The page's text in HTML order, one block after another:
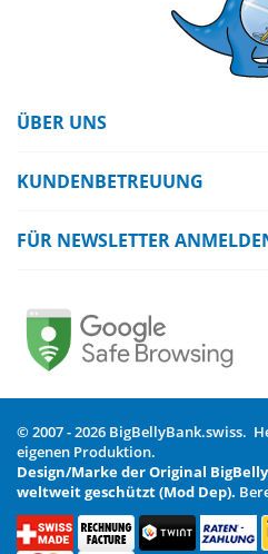
ÜBER UNS
KUNDENBETREUUNG
FÜR NEWSLETTER
© 2007 - 2026 BigBellyBank.swiss.
eigenen Produktion.
Design/Marke der Original
weltweit geschützt (Mod Dep).